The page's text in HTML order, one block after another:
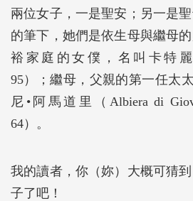
兩位女子，一是聖安；另一是
的筆下，她們是依生母與繼母
裕家庭的女僕，名叫卡特麗
95）；繼母，父親的第一任太
尼•阿馬道里（Albiera di
64）。
我的讀者，你（妳）大概可猜
子了吧！